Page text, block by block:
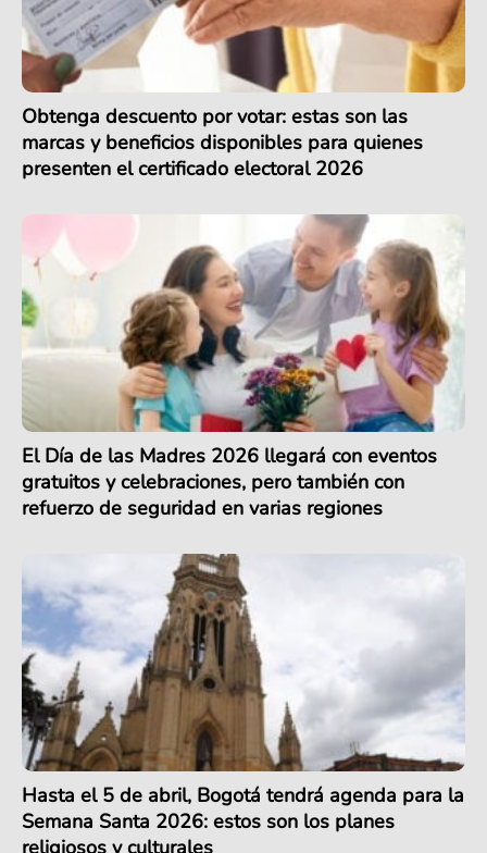
Obtenga descuento por votar: estas son las
marcas y beneficios disponibles para quienes
presenten el certificado electoral 2026
El Día de las Madres 2026 llegará con eventos
gratuitos y celebraciones, pero también con
refuerzo de seguridad en varias regiones
Hasta el 5 de abril, Bogotá tendrá agenda para la
Semana Santa 2026: estos son los planes
religiosos y culturales